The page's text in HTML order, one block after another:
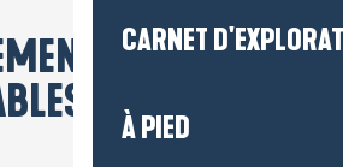
CARNET
À PIED